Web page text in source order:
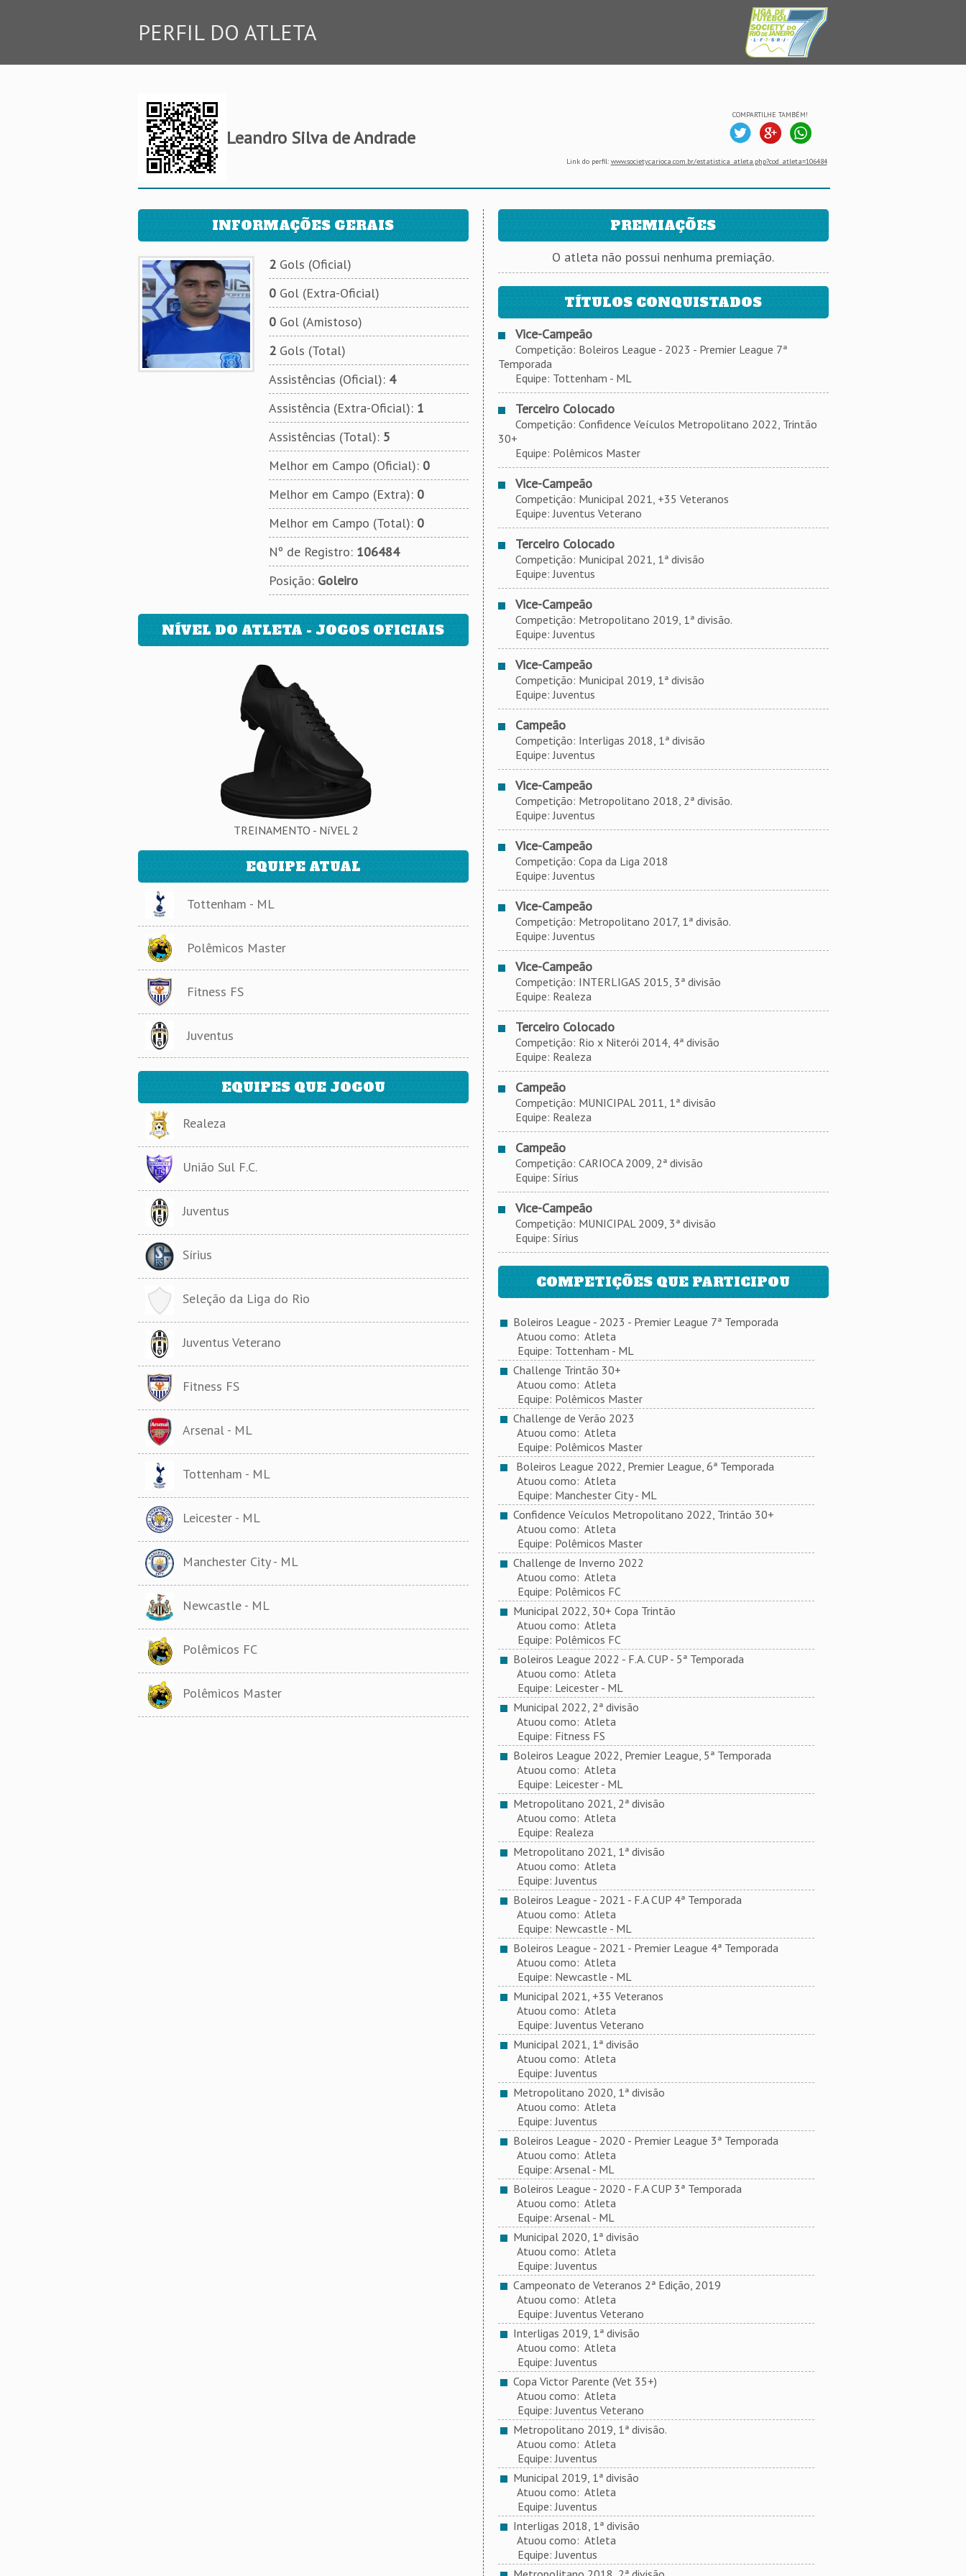
PERFIL DO ATLETA
Leandro Silva de Andrade
COMPARTILHE TAMBÉM!
Link do perfil: www.societycarioca.com.br/estatistica_atleta.php?cod_atleta=106484
INFORMAÇÕES GERAIS
2Gols (Oficial)
0Gol (Extra-Oficial)
0Gol (Amistoso)
2Gols (Total)
Assistências (Oficial): 4
Assistência (Extra-Oficial): 1
Assistências (Total): 5
Melhor em Campo (Oficial): 0
Melhor em Campo (Extra): 0
Melhor em Campo (Total): 0
Nº de Registro: 106484
Posição: Goleiro
NÍVEL DO ATLETA - JOGOS OFICIAIS
TREINAMENTO - NíVEL 2
EQUIPE ATUAL
Tottenham - ML
Polêmicos Master
Fitness FS
Juventus
EQUIPES QUE JOGOU
Realeza
União Sul F.C.
Juventus
Sírius
Seleção da Liga do Rio
Juventus Veterano
Fitness FS
Arsenal - ML
Tottenham - ML
Leicester - ML
Manchester City - ML
Newcastle - ML
Polêmicos FC
Polêmicos Master
PREMIAÇÕES
O atleta não possui nenhuma premiação.
TÍTULOS CONQUISTADOS
Vice-Campeão
Competição: Boleiros League - 2023 - Premier League 7ª
Temporada
Equipe: Tottenham - ML
Terceiro Colocado
Competição: Confidence Veículos Metropolitano 2022, Trintão
30+
Equipe: Polêmicos Master
Vice-Campeão
Competição: Municipal 2021, +35 Veteranos
Equipe: Juventus Veterano
Terceiro Colocado
Competição: Municipal 2021, 1ª divisão
Equipe: Juventus
Vice-Campeão
Competição: Metropolitano 2019, 1ª divisão.
Equipe: Juventus
Vice-Campeão
Competição: Municipal 2019, 1ª divisão
Equipe: Juventus
Campeão
Competição: Interligas 2018, 1ª divisão
Equipe: Juventus
Vice-Campeão
Competição: Metropolitano 2018, 2ª divisão.
Equipe: Juventus
Vice-Campeão
Competição: Copa da Liga 2018
Equipe: Juventus
Vice-Campeão
Competição: Metropolitano 2017, 1ª divisão.
Equipe: Juventus
Vice-Campeão
Competição: INTERLIGAS 2015, 3ª divisão
Equipe: Realeza
Terceiro Colocado
Competição: Rio x Niterói 2014, 4ª divisão
Equipe: Realeza
Campeão
Competição: MUNICIPAL 2011, 1ª divisão
Equipe: Realeza
Campeão
Competição: CARIOCA 2009, 2ª divisão
Equipe: Sírius
Vice-Campeão
Competição: MUNICIPAL 2009, 3ª divisão
Equipe: Sírius
COMPETIÇÕES QUE PARTICIPOU
Boleiros League - 2023 - Premier League 7ª Temporada
Atuou como: Atleta
Equipe: Tottenham - ML
Challenge Trintão 30+
Atuou como: Atleta
Equipe: Polêmicos Master
Challenge de Verão 2023
Atuou como: Atleta
Equipe: Polêmicos Master
Boleiros League 2022, Premier League, 6ª Temporada
Atuou como: Atleta
Equipe: Manchester City - ML
Confidence Veículos Metropolitano 2022, Trintão 30+
Atuou como: Atleta
Equipe: Polêmicos Master
Challenge de Inverno 2022
Atuou como: Atleta
Equipe: Polêmicos FC
Municipal 2022, 30+ Copa Trintão
Atuou como: Atleta
Equipe: Polêmicos FC
Boleiros League 2022 - F.A. CUP - 5ª Temporada
Atuou como: Atleta
Equipe: Leicester - ML
Municipal 2022, 2ª divisão
Atuou como: Atleta
Equipe: Fitness FS
Boleiros League 2022, Premier League, 5ª Temporada
Atuou como: Atleta
Equipe: Leicester - ML
Metropolitano 2021, 2ª divisão
Atuou como: Atleta
Equipe: Realeza
Metropolitano 2021, 1ª divisão
Atuou como: Atleta
Equipe: Juventus
Boleiros League - 2021 - F.A CUP 4ª Temporada
Atuou como: Atleta
Equipe: Newcastle - ML
Boleiros League - 2021 - Premier League 4ª Temporada
Atuou como: Atleta
Equipe: Newcastle - ML
Municipal 2021, +35 Veteranos
Atuou como: Atleta
Equipe: Juventus Veterano
Municipal 2021, 1ª divisão
Atuou como: Atleta
Equipe: Juventus
Metropolitano 2020, 1ª divisão
Atuou como: Atleta
Equipe: Juventus
Boleiros League - 2020 - Premier League 3ª Temporada
Atuou como: Atleta
Equipe: Arsenal - ML
Boleiros League - 2020 - F.A CUP 3ª Temporada
Atuou como: Atleta
Equipe: Arsenal - ML
Municipal 2020, 1ª divisão
Atuou como: Atleta
Equipe: Juventus
Campeonato de Veteranos 2ª Edição, 2019
Atuou como: Atleta
Equipe: Juventus Veterano
Interligas 2019, 1ª divisão
Atuou como: Atleta
Equipe: Juventus
Copa Victor Parente (Vet 35+)
Atuou como: Atleta
Equipe: Juventus Veterano
Metropolitano 2019, 1ª divisão.
Atuou como: Atleta
Equipe: Juventus
Municipal 2019, 1ª divisão
Atuou como: Atleta
Equipe: Juventus
Interligas 2018, 1ª divisão
Atuou como: Atleta
Equipe: Juventus